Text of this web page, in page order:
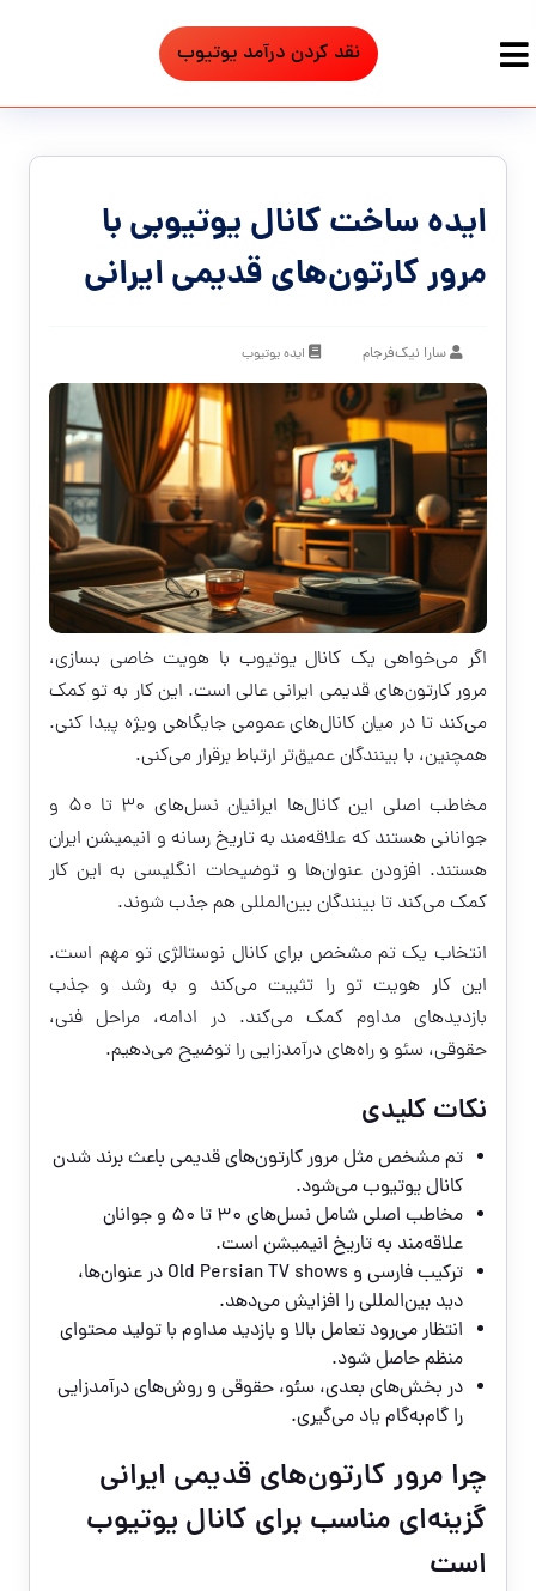
نقد کردن درآمد یوتیوب
ایده ساخت کانال یوتیوبی با
مرور کارتون‌های قدیمی ایرانی
سارا نیک‌فرجام ایده یوتیوب
اگر می‌خواهی یک کانال یوتیوب با هویت خاصی بسازی،
مرور کارتون‌های قدیمی ایرانی عالی است. این کار به تو کمک
می‌کند تا در میان کانال‌های عمومی جایگاهی ویژه پیدا کنی.
همچنین، با بینندگان عمیق‌تر ارتباط برقرار می‌کنی.
مخاطب اصلی این کانال‌ها ایرانیان نسل‌های ۳۰ تا ۵۰ و
جوانانی هستند که علاقه‌مند به تاریخ رسانه و انیمیشن ایران
هستند. افزودن عنوان‌ها و توضیحات انگلیسی به این کار
کمک می‌کند تا بینندگان بین‌المللی هم جذب شوند.
انتخاب یک تم مشخص برای کانال نوستالژی تو مهم است.
این کار هویت تو را تثبیت می‌کند و به رشد و جذب
بازدیدهای مداوم کمک می‌کند. در ادامه، مراحل فنی،
حقوقی، سئو و راه‌های درآمدزایی را توضیح می‌دهیم.
نکات کلیدی
تم مشخص مثل مرور کارتون‌های قدیمی باعث برند شدن
کانال یوتیوب می‌شود.
مخاطب اصلی شامل نسل‌های ۳۰ تا ۵۰ و جوانان
علاقه‌مند به تاریخ انیمیشن است.
ترکیب فارسی و Old Persian TV shows در عنوان‌ها،
دید بین‌المللی را افزایش می‌دهد.
انتظار می‌رود تعامل بالا و بازدید مداوم با تولید محتوای
منظم حاصل شود.
در بخش‌های بعدی، سئو، حقوقی و روش‌های درآمدزایی
را گام‌به‌گام یاد می‌گیری.
چرا مرور کارتون‌های قدیمی ایرانی
گزینه‌ای مناسب برای کانال یوتیوب
است